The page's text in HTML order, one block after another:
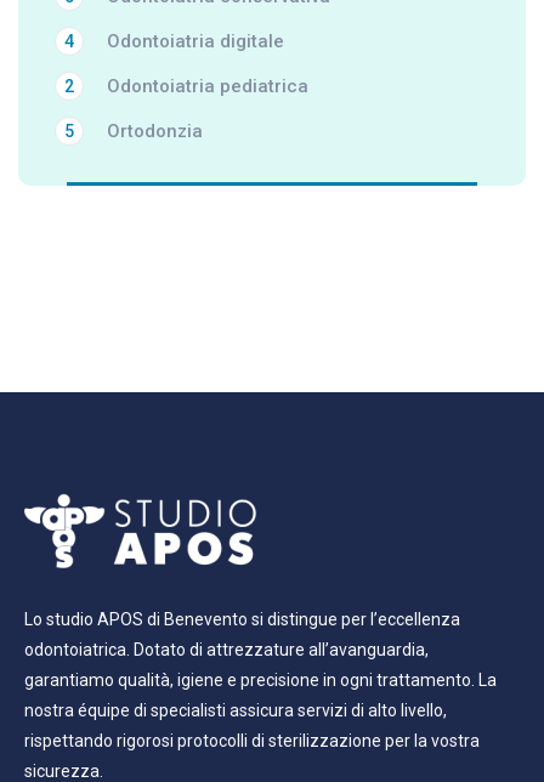
Odontoiatria digitale
4
Odontoiatria pediatrica
2
Ortodonzia
5
Lo studio APOS di Benevento si distingue per l’eccellenza
odontoiatrica. Dotato di attrezzature all’avanguardia,
garantiamo qualità, igiene e precisione in ogni trattamento. La
nostra équipe di specialisti assicura servizi di alto livello,
rispettando rigorosi protocolli di sterilizzazione per la vostra
sicurezza.